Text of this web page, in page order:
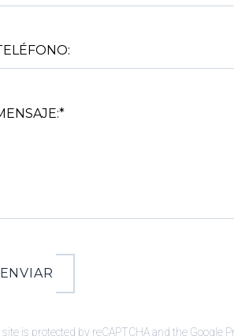
ENVIAR
is protected by reCAPTCHA and the Google